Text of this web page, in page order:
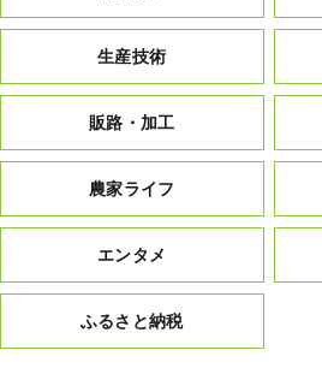
生産技術
販路・加工
農家ライフ
エンタメ
ふるさと納税